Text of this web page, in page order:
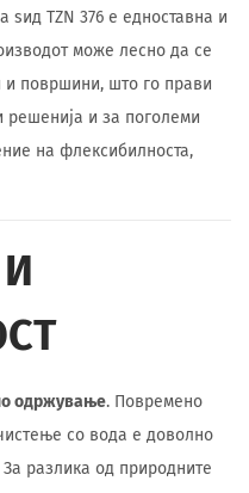
ѕид TZN 376 е едноставна и
може лесно да се
и површини, што го прави
решенија и за поголеми
на флексибилноста,
одржување. Повремено
со вода е доволно
разлика од природните